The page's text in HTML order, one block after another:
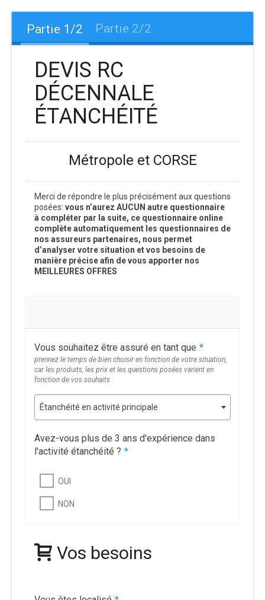
Partie 1/2 Partie 2/2
DEVIS RC
DÉCENNALE
ÉTANCHÉITÉ
Métropole et CORSE
Merci de répondre le plus précisément aux questions
posées: vous n’aurez AUCUN autre questionnaire
à compléter par la suite, ce questionnaire online
complète automatiquement les questionnaires de
nos assureurs partenaires, nous permet
d’analyser votre situation et vos besoins de
manière précise afin de vous apporter nos
MEILLEURES OFFRES
Vous souhaitez être assuré en tant que *
prennez le temps de bien choisir en fonction de votre situation,
car les produits, les prix et les questions posées varient en
fonction de vos souhaits
Étanchéité en activité principale
Avez-vous plus de 3 ans d'expérience dans
l'activité étanchéité ? *
OUI
NON
Vos besoins